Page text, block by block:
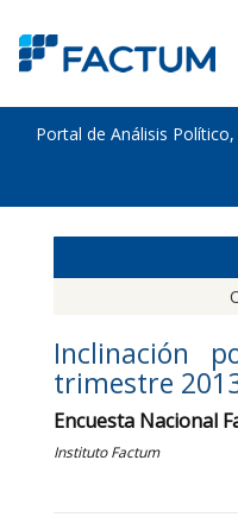
Portal de Análisis
Inclinación
trimestre
Encuesta Nacional
Instituto Factum